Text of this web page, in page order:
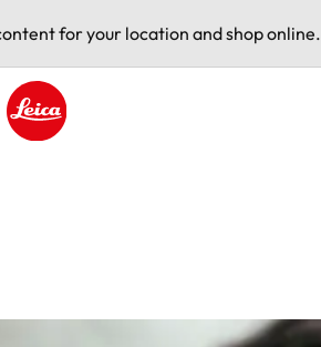
for your location and shop online.